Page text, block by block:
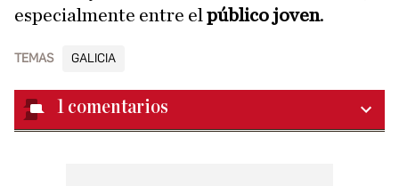
especialmente entre el público joven.
TEMAS GALICIA
1 comentarios